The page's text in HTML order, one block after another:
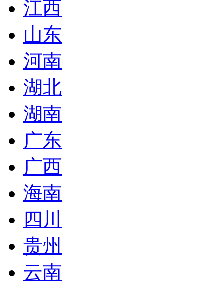
江西
山东
河南
湖北
湖南
广东
广西
海南
四川
贵州
云南